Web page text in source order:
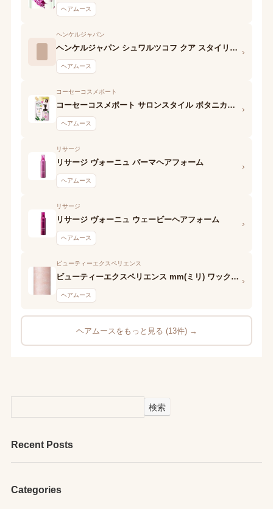
ヘアムース
ヘンケルジャパン
ヘンケルジャパン シュワルツコフ クア スタイリング エモリエントスムース
ヘアムース
›
コーセーコスメポート
コーセーコスメポート サロンスタイル ボタニカルホイップ(ストレート用)
ヘアムース
›
リサージ
リサージ ヴォーニュ パーマヘアフォーム
ヘアムース
›
リサージ
リサージ ヴォーニュ ウェービーヘアフォーム
ヘアムース
›
ビューティーエクスペリエンス
ビューティーエクスペリエンス mm(ミリ) ワックスフォーム
ヘアムース
›
ヘアムースをもっと見る (13件) →
検索
Recent Posts
Categories